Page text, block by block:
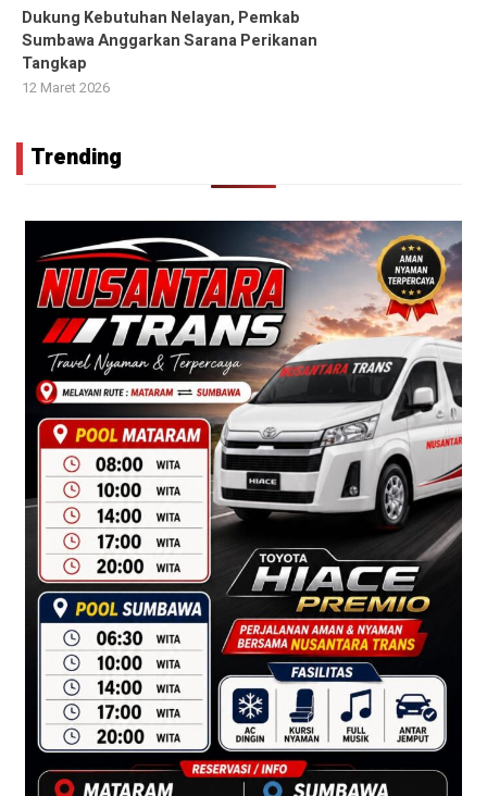
Dukung Kebutuhan Nelayan, Pemkab
Sumbawa Anggarkan Sarana Perikanan
Tangkap
12 Maret 2026
Trending